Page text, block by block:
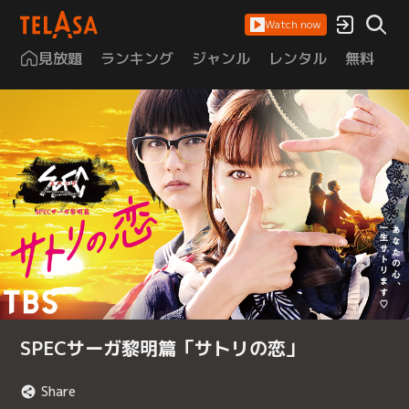
Watch now
見放題 ランキング ジャンル レンタル 無料
SPECサーガ黎明篇「サトリの恋」
Share